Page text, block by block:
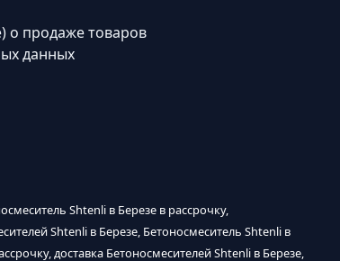
о продаже товаров
данных
Shtenli в Березе в рассрочку,
Shtenli в Березе, Бетоносмеситель Shtenli в
доставка Бетоносмесителей Shtenli в Березе,